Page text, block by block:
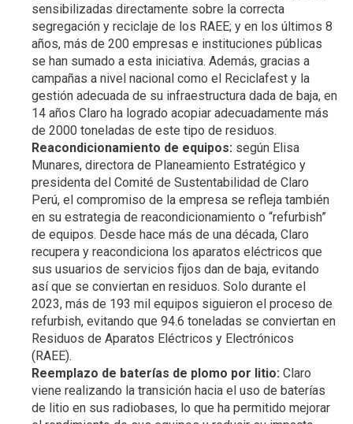
sensibilizadas directamente sobre la correcta
segregación y reciclaje de los RAEE; y en los últimos 8
años, más de 200 empresas e instituciones públicas
se han sumado a esta iniciativa. Además, gracias a
campañas a nivel nacional como el Reciclafest y la
gestión adecuada de su infraestructura dada de baja, en
14 años Claro ha logrado acopiar adecuadamente más
de 2000 toneladas de este tipo de residuos.
Reacondicionamiento de equipos: según Elisa
Munares, directora de Planeamiento Estratégico y
presidenta del Comité de Sustentabilidad de Claro
Perú, el compromiso de la empresa se refleja también
en su estrategia de reacondicionamiento o “refurbish”
de equipos. Desde hace más de una década, Claro
recupera y reacondiciona los aparatos eléctricos que
sus usuarios de servicios fijos dan de baja, evitando
así que se conviertan en residuos. Solo durante el
2023, más de 193 mil equipos siguieron el proceso de
refurbish, evitando que 94.6 toneladas se conviertan en
Residuos de Aparatos Eléctricos y Electrónicos
(RAEE).
Reemplazo de baterías de plomo por litio: Claro
viene realizando la transición hacia el uso de baterías
de litio en sus radiobases, lo que ha permitido mejorar